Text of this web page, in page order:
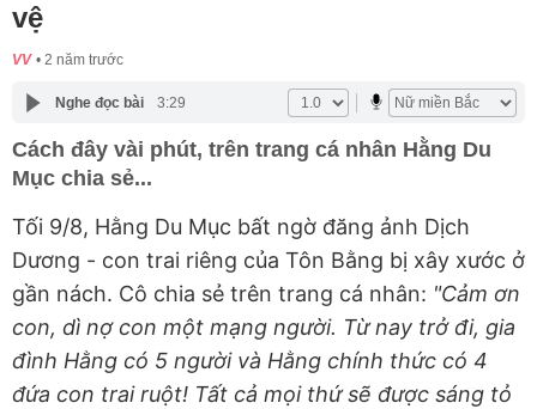
vệ
VV 2 năm trước
Nghe đọc bài 3:29
Cách đây vài phút, trên trang cá nhân Hằng Du
Mục chia sẻ...
Tối 9/8, Hằng Du Mục bất ngờ đăng ảnh Dịch
Dương - con trai riêng của Tôn Bằng bị xây xước ở
gần nách. Cô chia sẻ trên trang cá nhân: "Cảm ơn
con, dì nợ con một mạng người. Từ nay trở đi, gia
đình Hằng có 5 người và Hằng chính thức có 4
đứa con trai ruột! Tất cả mọi thứ sẽ được sáng tỏ